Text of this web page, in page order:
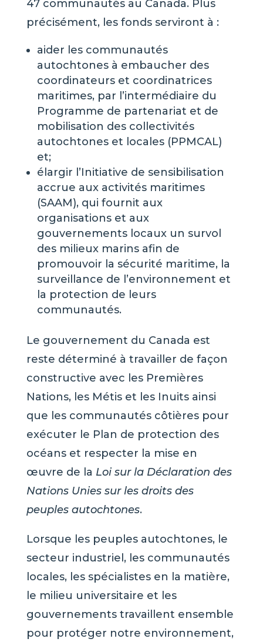
47 communautés au Canada. Plus
précisément, les fonds serviront à :
aider les communautés
autochtones à embaucher des
coordinateurs et coordinatrices
maritimes, par l’intermédiaire du
Programme de partenariat et de
mobilisation des collectivités
autochtones et locales (PPMCAL)
et;
élargir l’Initiative de sensibilisation
accrue aux activités maritimes
(SAAM), qui fournit aux
organisations et aux
gouvernements locaux un survol
des milieux marins afin de
promouvoir la sécurité maritime, la
surveillance de l’environnement et
la protection de leurs
communautés.
Le gouvernement du Canada est
reste déterminé à travailler de façon
constructive avec les Premières
Nations, les Métis et les Inuits ainsi
que les communautés côtières pour
exécuter le Plan de protection des
océans et respecter la mise en
œuvre de la Loi sur la Déclaration des
Nations Unies sur les droits des
peuples autochtones.
Lorsque les peuples autochtones, le
secteur industriel, les communautés
locales, les spécialistes en la matière,
le milieu universitaire et les
gouvernements travaillent ensemble
pour protéger notre environnement,